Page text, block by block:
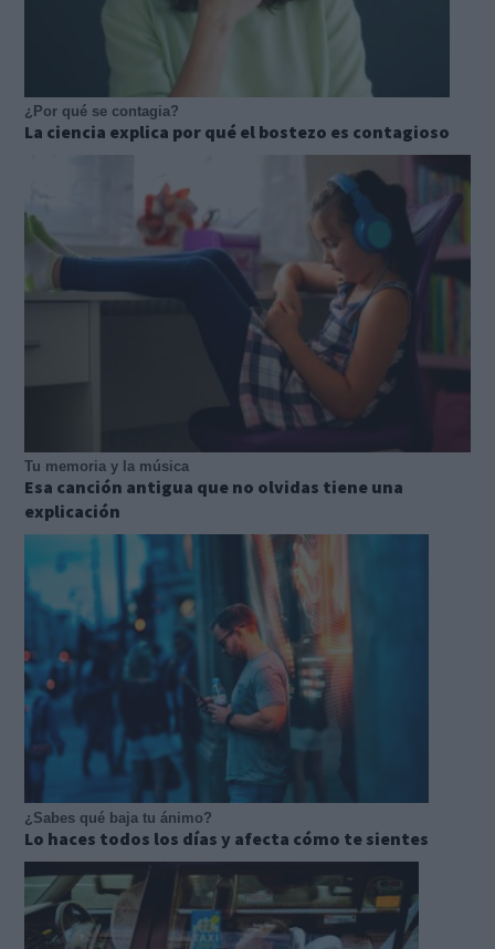
¿Por qué se contagia?
La ciencia explica por qué el bostezo es contagioso
Tu memoria y la música
Esa canción antigua que no olvidas tiene una
explicación
¿Sabes qué baja tu ánimo?
Lo haces todos los días y afecta cómo te sientes